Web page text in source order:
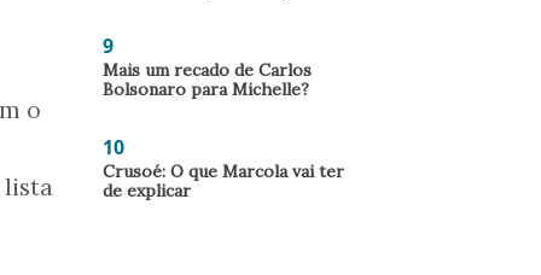
o
lista
9
Mais um recado de Carlos
Bolsonaro para Michelle?
10
Crusoé: O que Marcola vai ter
de explicar